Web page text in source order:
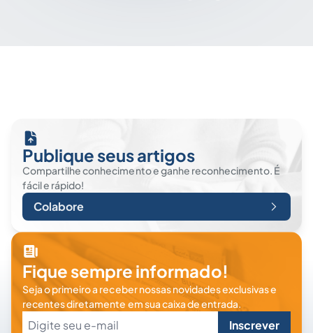
Publique seus artigos
Compartilhe conhecimento e ganhe reconhecimento. É
fácil e rápido!
Colabore
Fique sempre informado!
Seja o primeiro a receber nossas novidades exclusivas e
recentes diretamente em sua caixa de entrada.
Inscrever